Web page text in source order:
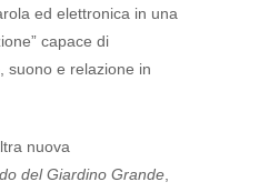
ed elettronica in una
capace di
suono e relazione in
nuova
del Giardino Grande